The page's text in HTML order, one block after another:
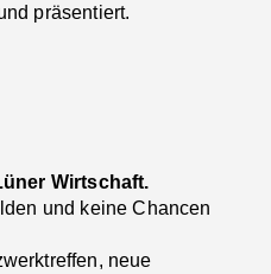
präsentiert.
Wirtschaft.
und keine Chancen
neue